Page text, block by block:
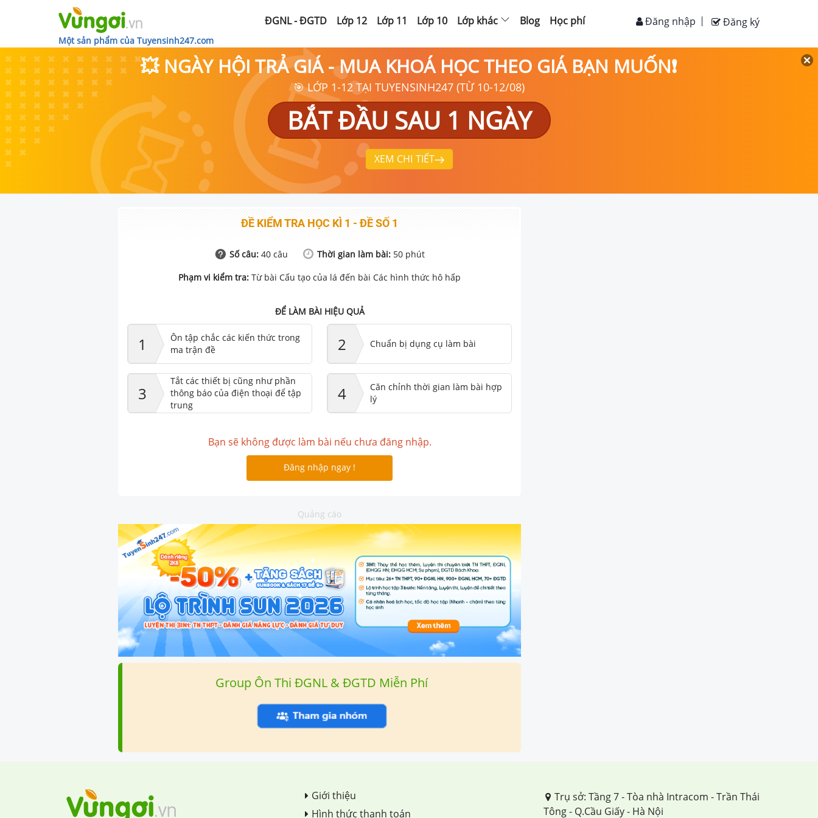
Một sản phẩm của Tuyensinh247.com
ĐGNL - ĐGTD Lớp 12 Lớp 11 Lớp 10 Lớp khác Blog Học phí Đăng ký
Đăng nhập
💥 NGÀY HỘI TRẢ GIÁ - MUA KHOÁ HỌC THEO GIÁ BẠN MUỐN❗
🎯 LỚP 1-12 TẠI TUYENSINH247 (TỪ 10-12/08)
BẮT ĐẦU SAU 1 NGÀY
XEM CHI TIẾT
ĐỀ KIỂM TRA HỌC KÌ 1 - ĐỀ SỐ 1
Số câu: 40câu Thời gian làm bài: 50phút
Phạm vi kiểm tra: Từ bài Cấu tạo của lá đến bài Các hình thức hô hấp
ĐỂ LÀM BÀI HIỆU QUẢ
1
Ôn tập chắc các kiến thức trong
ma trận đề
2 Chuẩn bị dụng cụ làm bài
3
Tắt các thiết bị cũng như phần
thông báo của điện thoại để tập
trung
4
Căn chỉnh thời gian làm bài hợp
lý
Bạn sẽ không được làm bài nếu chưa đăng nhập.
Đăng nhập ngay !
Quảng cáo
Group Ôn Thi ĐGNL & ĐGTD Miễn Phí
Giới thiệu
Hình thức thanh toán
Trụ sở: Tầng 7 - Tòa nhà Intracom - Trần Thái
Tông - Q.Cầu Giấy - Hà Nội